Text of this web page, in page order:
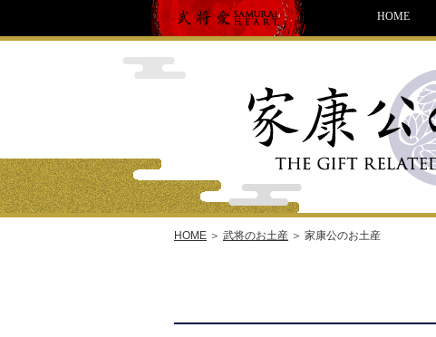
HOME
HOME ＞ 武将のお土産 ＞ 家康公のお土産